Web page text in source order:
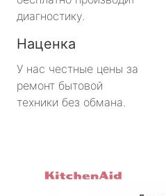
диагностику.
Наценка
У нас честные цены за
ремонт бытовой
техники без обмана.